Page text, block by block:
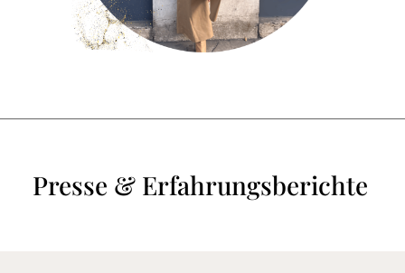
Presse & Erfahrungsberichte